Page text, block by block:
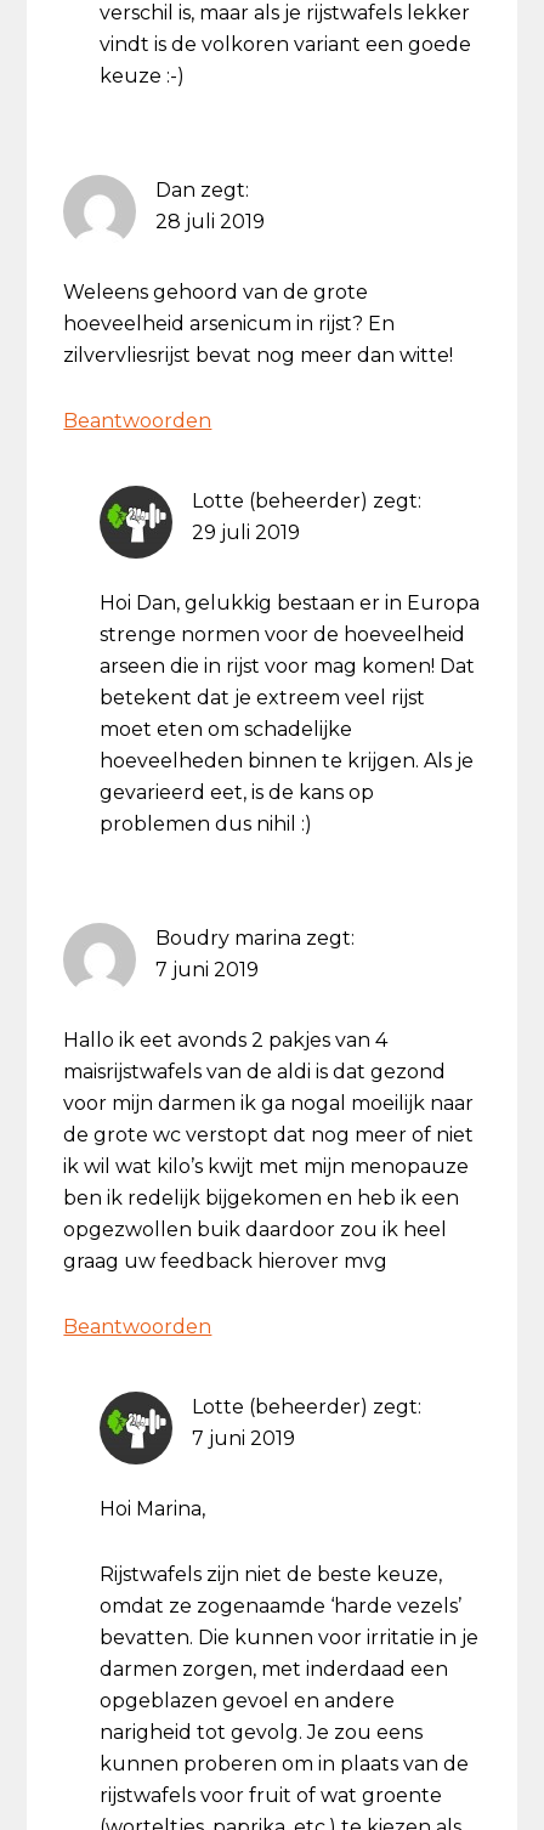
verschil is, maar als je rijstwafels lekker
vindt is de volkoren variant een goede
keuze :-)
Dan zegt:
28 juli 2019
Weleens gehoord van de grote
hoeveelheid arsenicum in rijst? En
zilvervliesrijst bevat nog meer dan witte!
Beantwoorden
Lotte (beheerder) zegt:
29 juli 2019
Hoi Dan, gelukkig bestaan er in Europa
strenge normen voor de hoeveelheid
arseen die in rijst voor mag komen! Dat
betekent dat je extreem veel rijst
moet eten om schadelijke
hoeveelheden binnen te krijgen. Als je
gevarieerd eet, is de kans op
problemen dus nihil :)
Boudry marina zegt:
7 juni 2019
Hallo ik eet avonds 2 pakjes van 4
maisrijstwafels van de aldi is dat gezond
voor mijn darmen ik ga nogal moeilijk naar
de grote wc verstopt dat nog meer of niet
ik wil wat kilo’s kwijt met mijn menopauze
ben ik redelijk bijgekomen en heb ik een
opgezwollen buik daardoor zou ik heel
graag uw feedback hierover mvg
Beantwoorden
Lotte (beheerder) zegt:
7 juni 2019
Hoi Marina,
Rijstwafels zijn niet de beste keuze,
omdat ze zogenaamde ‘harde vezels’
bevatten. Die kunnen voor irritatie in je
darmen zorgen, met inderdaad een
opgeblazen gevoel en andere
narigheid tot gevolg. Je zou eens
kunnen proberen om in plaats van de
rijstwafels voor fruit of wat groente